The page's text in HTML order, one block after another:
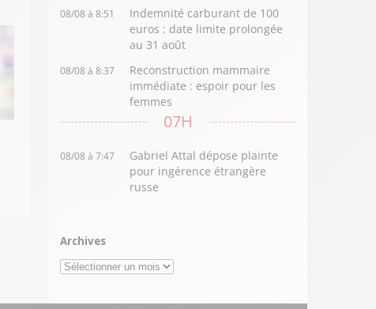
08/08 à 8:51
Indemnité carburant de 100
euros : date limite prolongée
au 31 août
08/08 à 8:37
Reconstruction mammaire
immédiate : espoir pour les
femmes
07H
08/08 à 7:47
Gabriel Attal dépose plainte
pour ingérence étrangère
russe
Archives
Archives